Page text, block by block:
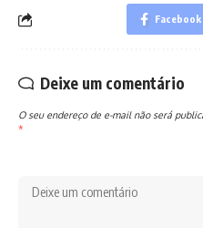
Facebook
Deixe um comentário
O seu endereço de e-mail não será
*